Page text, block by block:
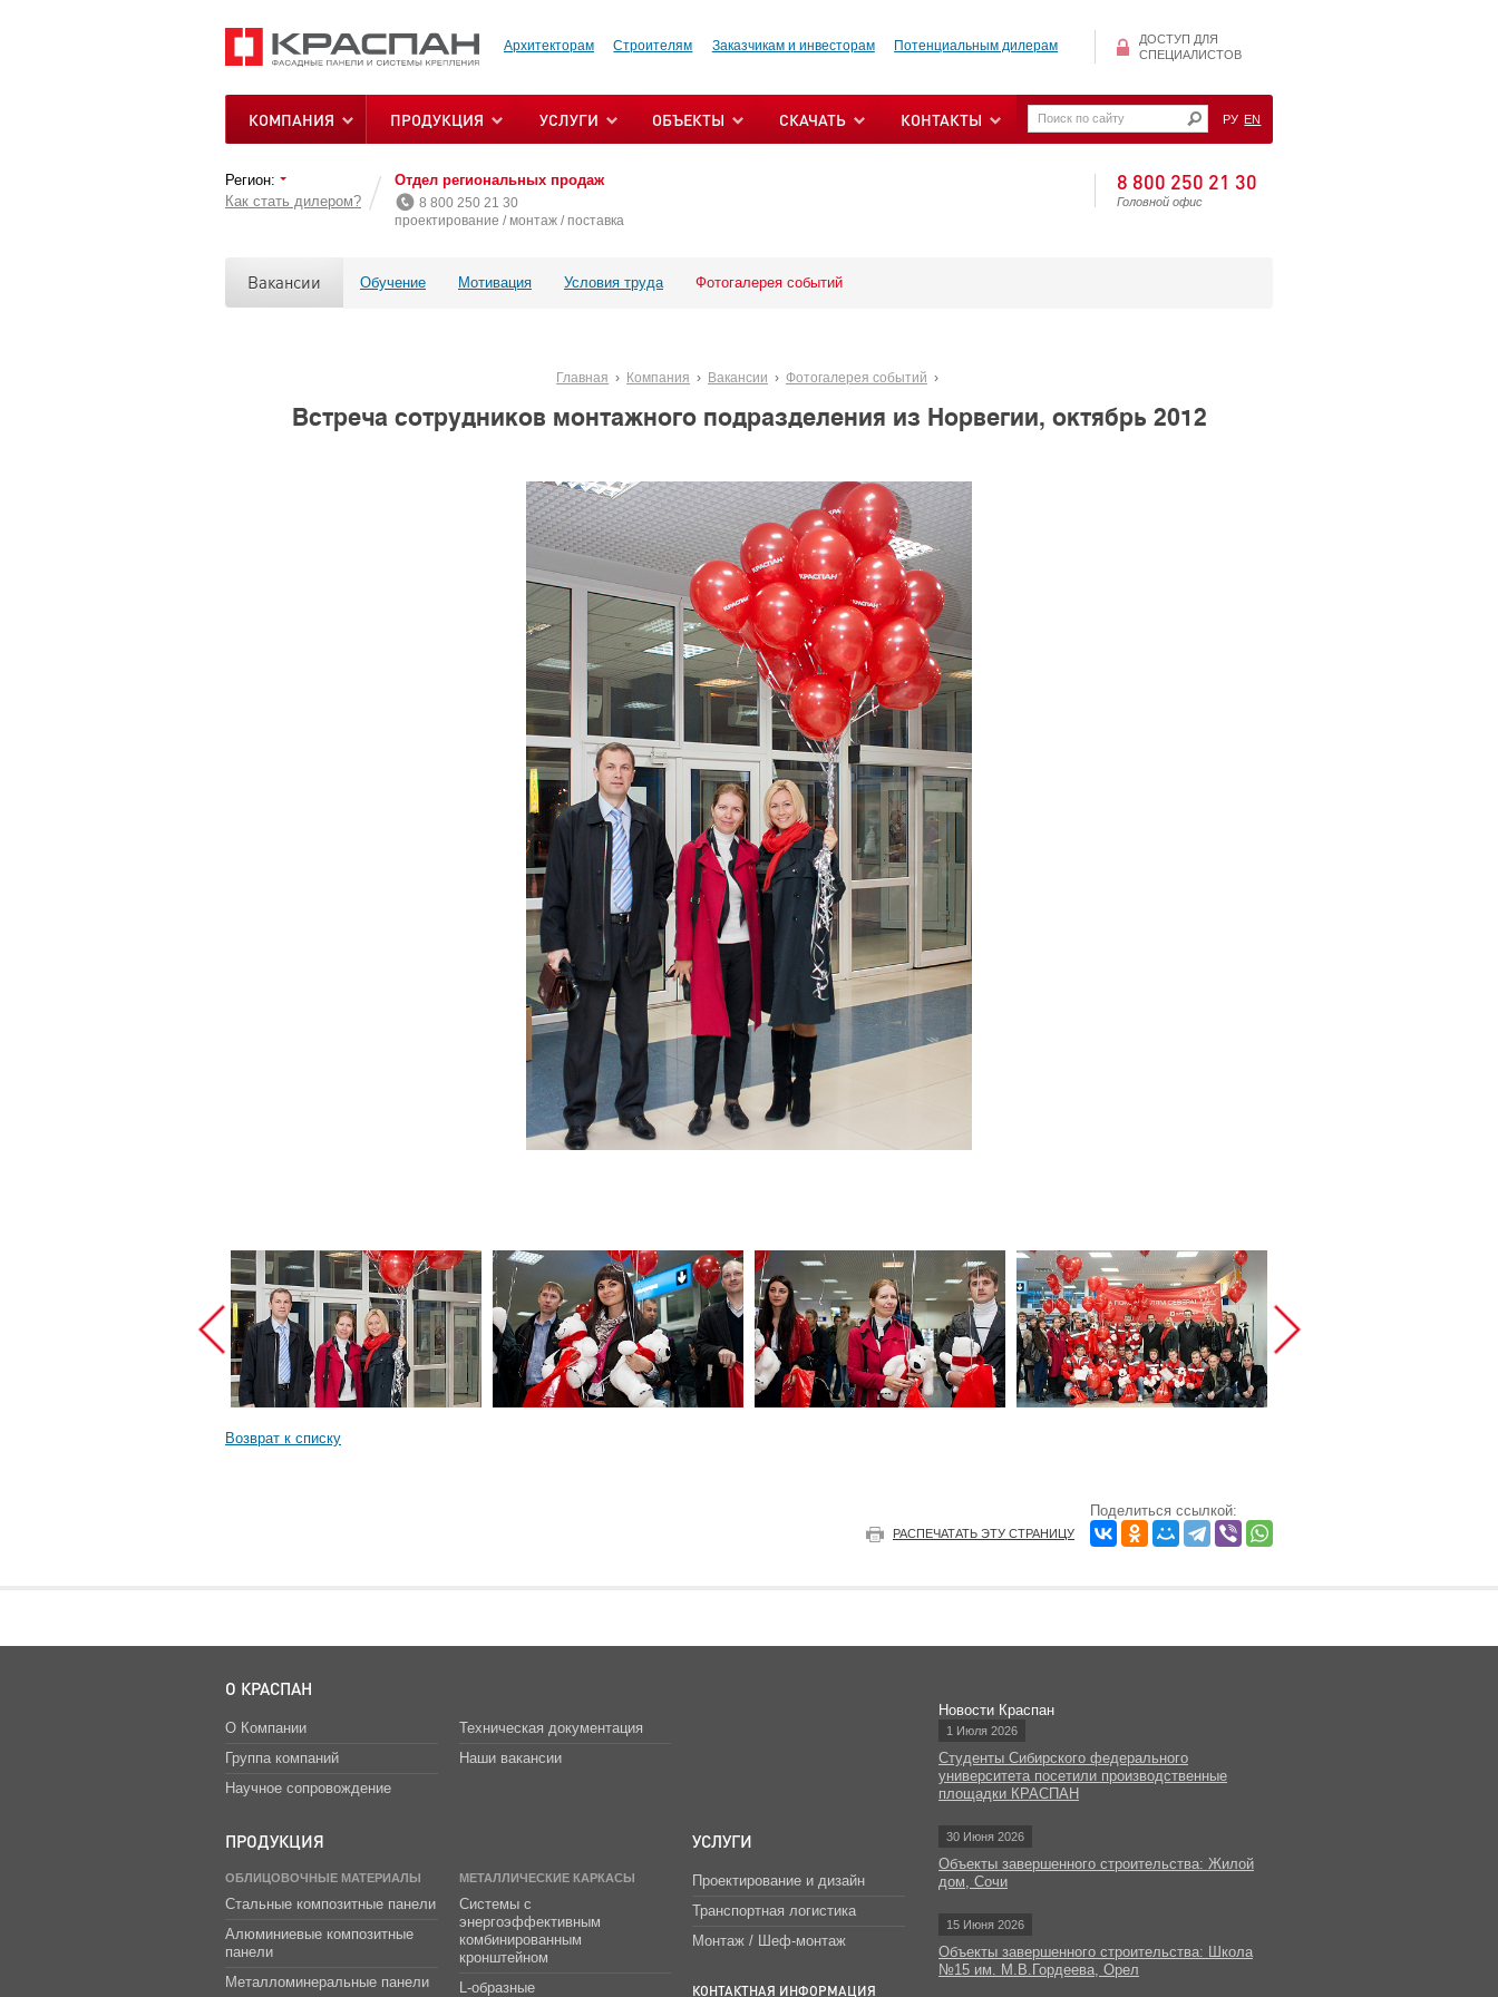
Архитекторам Строителям Заказчикам и инвесторам Потенциальным дилерам
ДОСТУП ДЛЯ
СПЕЦИАЛИСТОВ
КОМПАНИЯ ПРОДУКЦИЯ УСЛУГИ ОБЪЕКТЫ СКАЧАТЬ КОНТАКТЫ РУ EN
Регион:
Как стать дилером?
Отдел региональных продаж
8 800 250 21 30
проектирование / монтаж / поставка
8 800 250 21 30
Головной офис
Вакансии Обучение Мотивация Условия труда Фотогалерея событий
Главная Компания Вакансии Фотогалерея событий
Встреча сотрудников монтажного подразделения из Норвегии, октябрь 2012
Возврат к списку
РАСПЕЧАТАТЬ ЭТУ СТРАНИЦУ
Поделиться ссылкой:
О КРАСПАН
О Компании
Группа компаний
Научное сопровождение
Техническая документация
Наши вакансии
ПРОДУКЦИЯ
ОБЛИЦОВОЧНЫЕ МАТЕРИАЛЫ
Стальные композитные панели
Алюминиевые композитные
панели
Металломинеральные панели
МЕТАЛЛИЧЕСКИЕ КАРКАСЫ
Системы с
энергоэффективным
комбинированным
кронштейном
L-образные
УСЛУГИ
Проектирование и дизайн
Транспортная логистика
Монтаж / Шеф-монтаж
КОНТАКТНАЯ ИНФОРМАЦИЯ
Новости Краспан
1 Июля 2026
Студенты Сибирского федерального
университета посетили производственные
площадки КРАСПАН
30 Июня 2026
Объекты завершенного строительства: Жилой
дом, Сочи
15 Июня 2026
Объекты завершенного строительства: Школа
№15 им. М.В.Гордеева, Орел